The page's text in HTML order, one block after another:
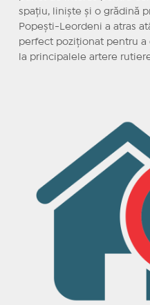
spațiu, liniște și o grădină
Popești-Leordeni a atras
perfect poziționat pentru a
la principalele artere